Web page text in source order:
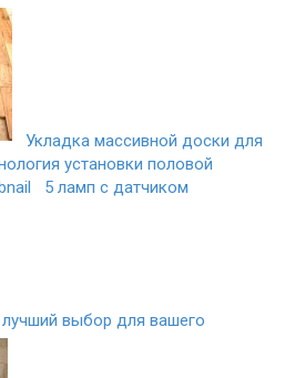
Укладка массивной доски для
установки половой
5 ламп с датчиком
выбор для вашего